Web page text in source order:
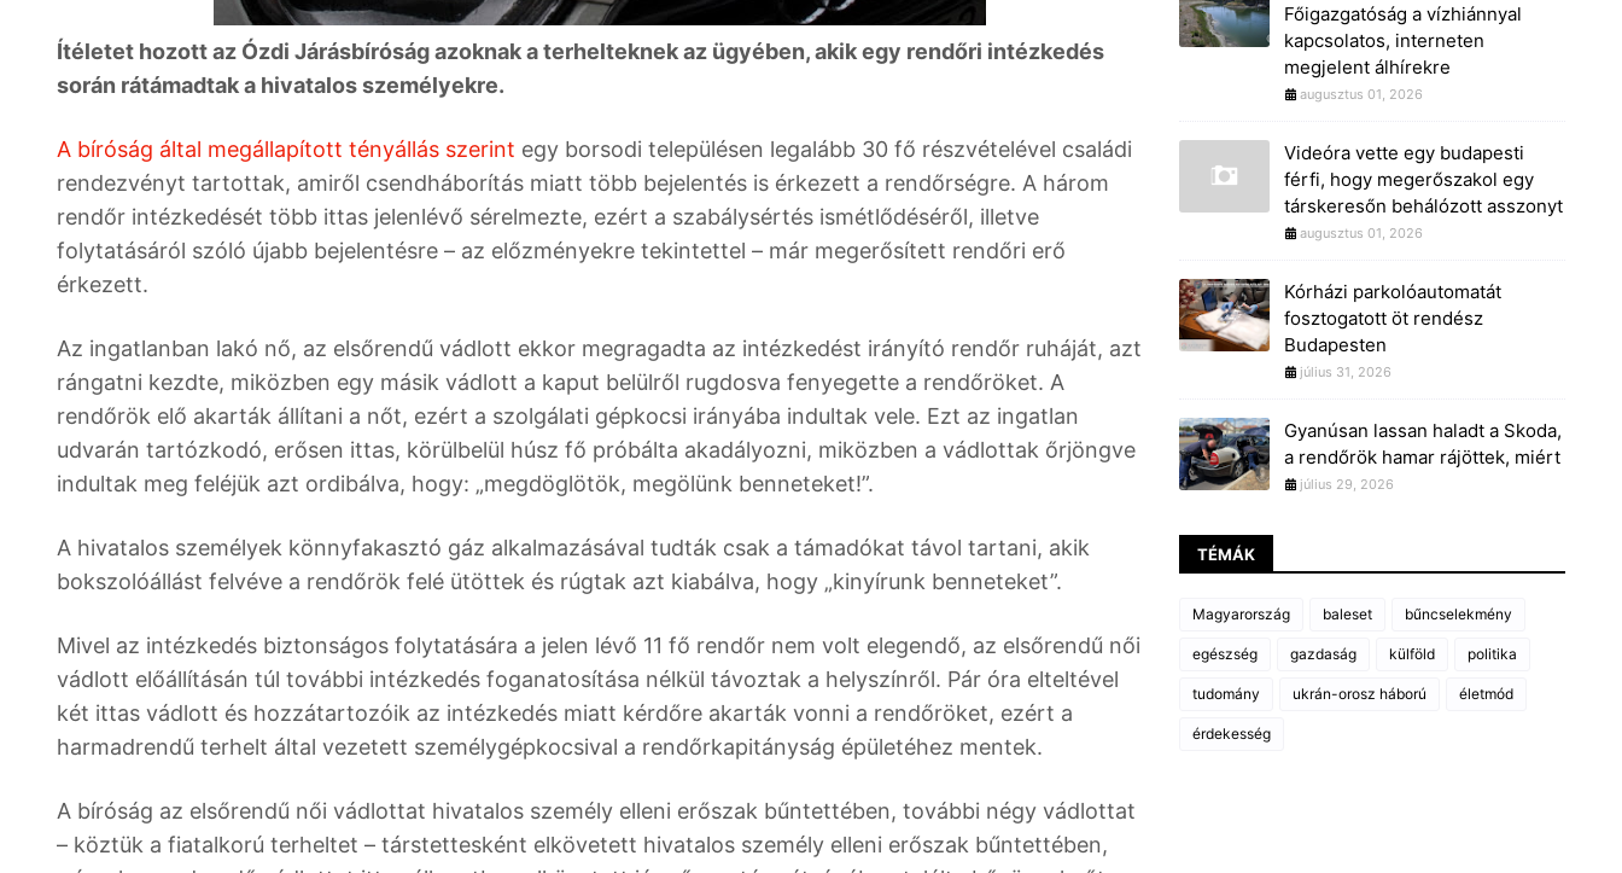
Ítéletet hozott az Ózdi Járásbíróság azoknak a terhelteknek az ügyében, akik egy rendőri intézkedés
során rátámadtak a hivatalos személyekre.
A bíróság által megállapított tényállás szerint egy borsodi településen legalább 30 fő részvételével családi
rendezvényt tartottak, amiről csendháborítás miatt több bejelentés is érkezett a rendőrségre. A három
rendőr intézkedését több ittas jelenlévő sérelmezte, ezért a szabálysértés ismétlődéséről, illetve
folytatásáról szóló újabb bejelentésre – az előzményekre tekintettel – már megerősített rendőri erő
érkezett.
Az ingatlanban lakó nő, az elsőrendű vádlott ekkor megragadta az intézkedést irányító rendőr ruháját, azt
rángatni kezdte, miközben egy másik vádlott a kaput belülről rugdosva fenyegette a rendőröket. A
rendőrök elő akarták állítani a nőt, ezért a szolgálati gépkocsi irányába indultak vele. Ezt az ingatlan
udvarán tartózkodó, erősen ittas, körülbelül húsz fő próbálta akadályozni, miközben a vádlottak őrjöngve
indultak meg feléjük azt ordibálva, hogy: „megdöglötök, megölünk benneteket!”.
A hivatalos személyek könnyfakasztó gáz alkalmazásával tudták csak a támadókat távol tartani, akik
bokszolóállást felvéve a rendőrök felé ütöttek és rúgtak azt kiabálva, hogy „kinyírunk benneteket”.
Mivel az intézkedés biztonságos folytatására a jelen lévő 11 fő rendőr nem volt elegendő, az elsőrendű női
vádlott előállításán túl további intézkedés foganatosítása nélkül távoztak a helyszínről. Pár óra elteltével
két ittas vádlott és hozzátartozóik az intézkedés miatt kérdőre akarták vonni a rendőröket, ezért a
harmadrendű terhelt által vezetett személygépkocsival a rendőrkapitányság épületéhez mentek.
A bíróság az elsőrendű női vádlottat hivatalos személy elleni erőszak bűntettében, további négy vádlottat
– köztük a fiatalkorú terheltet – társtettesként elkövetett hivatalos személy elleni erőszak bűntettében,
Főigazgatóság a vízhiánnyal
kapcsolatos, interneten
megjelent álhírekre
augusztus 01, 2026
Videóra vette egy budapesti
férfi, hogy megerőszakol egy
társkeresőn behálózott asszonyt
augusztus 01, 2026
Kórházi parkolóautomatát
fosztogatott öt rendész
Budapesten
július 31, 2026
Gyanúsan lassan haladt a Skoda,
a rendőrök hamar rájöttek, miért
július 29, 2026
TÉMÁK
Magyarország baleset bűncselekmény
egészség gazdaság külföld politika
tudomány ukrán-orosz háború életmód
érdekesség